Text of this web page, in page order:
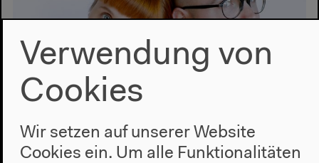
Holly Herndon & Mat Dryhurst, Foto: Suzy Poling
Verwendung von
Cookies
Wir setzen auf unserer Website
Cookies ein. Um alle Funktionalitäten